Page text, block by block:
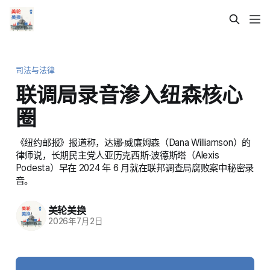
司法与法律
联调局录音渗入纽森核心
圈
《纽约邮报》报道称，达娜·威廉姆森（Dana Williamson）的
律师说，长期民主党人亚历克西斯·波德斯塔（Alexis
Podesta）早在 2024 年 6 月就在联邦调查局腐败案中秘密录
音。
美轮美换
2026年7月2日